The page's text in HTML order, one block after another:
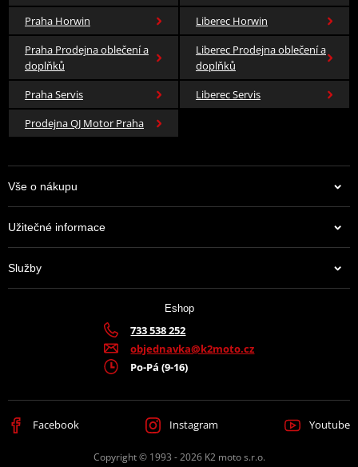
Praha Horwin
Liberec Horwin
Praha Prodejna oblečení a
doplňků
Liberec Prodejna oblečení a
doplňků
Praha Servis
Liberec Servis
Prodejna QJ Motor Praha
Vše o nákupu
Užitečné informace
Služby
Eshop
733 538 252
objednavka@k2moto.cz
Po-Pá (9-16)
Facebook Instagram Youtube
Copyright © 1993 - 2026 K2 moto s.r.o.